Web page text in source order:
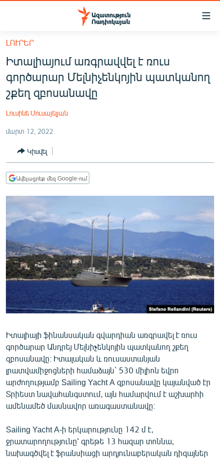
Մատչելիության
հիմնական
բովանդակությանը
հիմնական
մենյուին
ՀԱՅԱՍՏԱՆ
ՔԱՂԱՔԱԿԱՆ
ՏՆՏԵՍՈՒԹՅՈՒՆ
ՂԱՐԱԲԱՂ
ՏԱՐԱԾԱՇՐՋԱՆ
ՄԻՋԱԶԳԱՅԻՆ
ՄՇԱԿՈՒՅԹ
ՍՊՈՐՏ
ՄԵԿՆԱԲԱՆՈՒԹՅՈՒՆ
ՏՏ ԵՒ ԻՆՏԵՐՆԵՏ
ԱՐԽԻՎ
ՏԵՍԱՆՅՈՒԹԵՐ
ԲԱՆԱՎԵՃ
ՁԳՏԵԼՈՎ ԼԱՎԱԳՈՒՅՆԻՆ
ՓՈԴՔԱՍԹ
Հայերեն
English
ԼՈՒՐԵՐ
Իտալիայում առգրավվել է ռուս
գործարար Մելնիչենկոյին պատկանող
շքեղ զբոսանավը
Լուսինե Մուսայելյան
մարտ 12, 2022
Կիսվել
Ավելացրեք մեզ Google-ում
Իտալիայի ֆինանսական գվարդիան առգրավել է ռուս
գործարար Անդրեյ Մելնիչենկոյին պատկանող շքեղ
զբոսանավը։ Իտալական և ռուսաստանյան
լրատվամիջոցների համաձայն` 530 միլիոն եվրո
արժողությամբ Sailing Yacht A զբոսանավը կայանված էր
Տրիեստ նավահանգստում, այն համարվում է աշխարհի
ամենամեծ մասնավոր առագաստանավը։
Sailing Yacht A-ի երկարությունը 142 մ է,
ջրատարողությունը՝ գրեթե 13 հազար տոննա,
նախագծվել է ֆրանսիացի արդյունաբերական դիզայներ